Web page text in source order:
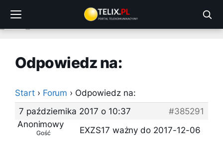
treści
Odpowiedz na:
Start › Forum › Odpowiedz na:
7 października 2017 o 10:37
#385291
Anonimowy
Gość EXZS17 ważny do 2017-12-06